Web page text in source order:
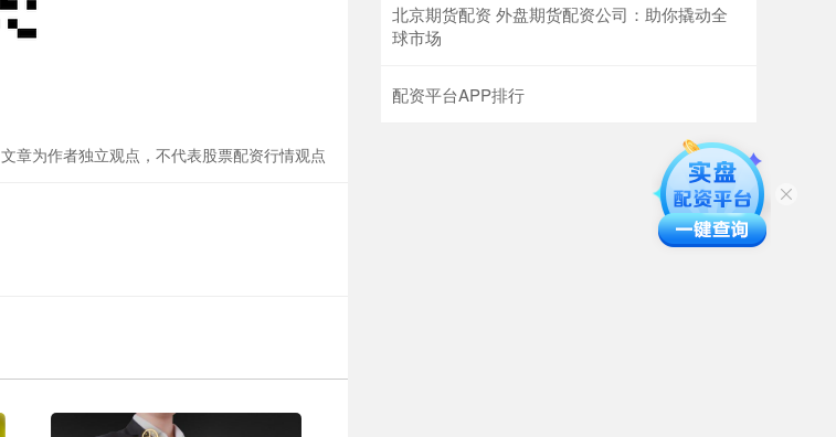
文章为作者独立观点，不代表股票配资行情观点
北京期货配资 外盘期货配资公司：助你撬动全
球市场
配资平台APP排行